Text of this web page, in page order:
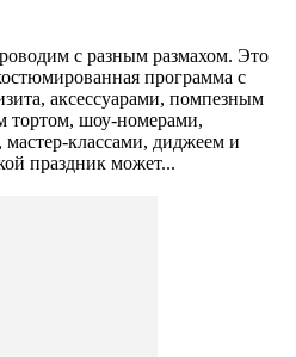
с разным размахом. Это
программа с
аксессуарами, помпезным
тортом, шоу-номерами,
классами, диджеем и
праздник может...